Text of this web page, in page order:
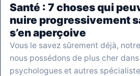
Santé : 7 choses qui
nuire progressivement
s’en aperçoive
Vous le savez sûrement déjà,
nous possédons de plus cher
psychologues et autres